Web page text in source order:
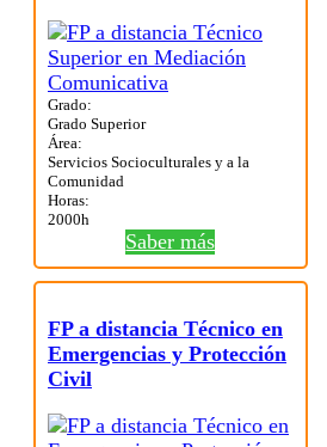
Grado:
Grado Superior
Área:
Servicios Socioculturales y a la
Comunidad
Horas:
2000h
Saber más
FP a distancia Técnico en
Emergencias y Protección
Civil